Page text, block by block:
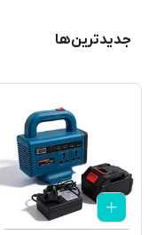
جدیدترین‌ها